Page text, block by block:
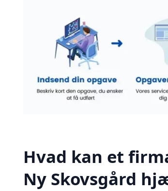
Hvad kan et
Ny Skovsgård